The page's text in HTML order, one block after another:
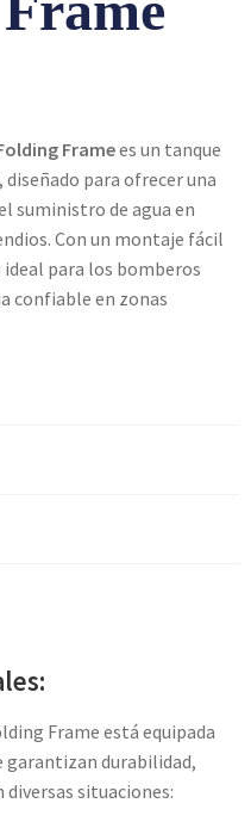
Framees un tanque
para ofrecer una
suministro de agua en
Con un montaje fácil
para los bomberos
confiable en zonas
Frame está equipada
garantizan durabilidad,
diversas situaciones: